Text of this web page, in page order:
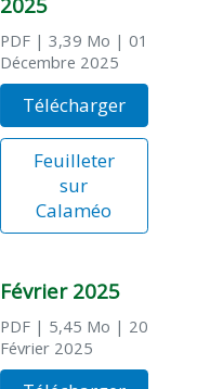
PDF| 3,39 Mo | 01
Décembre 2025
Télécharger
Feuilleter
sur
Calaméo
Février 2025
PDF| 5,45 Mo | 20
Février 2025